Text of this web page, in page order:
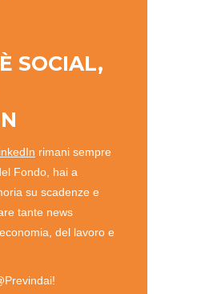
SOCIAL,
rimani sempre
Fondo, hai a
su scadenze e
tante news
del lavoro e